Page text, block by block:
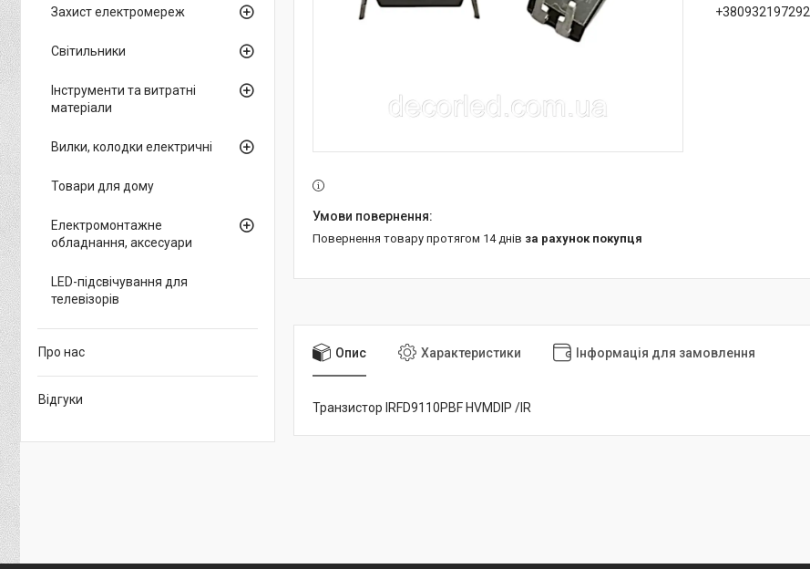
+380932197292
повернення товару протягом 14 днів за рахунок покупця
Опис Характеристики Інформація для замовлення
Транзистор IRFD9110PBF HVMDIP /IR
Захист електромереж
Світильники
Інструменти та витратні
матеріали
Вилки, колодки електричні
Товари для дому
Електромонтажне
обладнання, аксесуари
LED-підсвічування для
телевізорів
Про нас
Відгуки